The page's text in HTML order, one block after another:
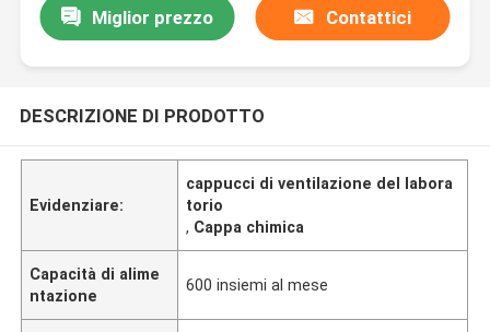
Miglior prezzo Contattici
DESCRIZIONE DI PRODOTTO
Evidenziare:
cappucci di ventilazione del labora
torio
, Cappa chimica
Capacità di alime
ntazione
600 insiemi al mese